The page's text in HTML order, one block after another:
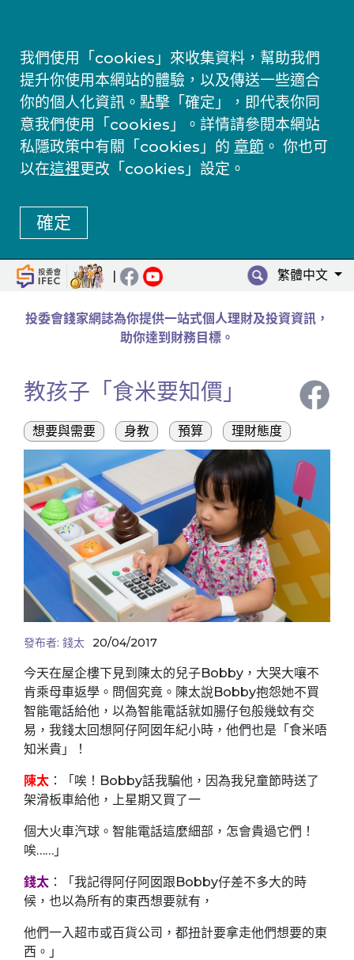
我們使用「cookies」來收集資料，幫助我們
提升你使用本網站的體驗，以及傳送一些適合
你的個人化資訊。點擊「確定」，即代表你同
意我們使用「cookies」。詳情請參閱本網站
私隱政策中有關「cookies」的 章節 。 你也可
以在這裡更改「cookies」設定。
確定
| 繁體中文
投委會錢家網誌為你提供一站式個人理財及投資資訊，
助你達到財務目標。
教孩子「食米要知價」
想要與需要 身教 預算 理財態度
發布者: 錢太 20/04/2017
今天在屋企樓下見到陳太的兒子Bobby，大哭大嚷不
肯乘母車返學。問個究竟。陳太說Bobby抱怨她不買
智能電話給他，以為智能電話就如腸仔包般幾蚊有交
易，我錢太回想阿仔阿囡年紀小時，他們也是「食米唔
知米貴」！
陳太 ：「唉！Bobby話我騙他，因為我兒童節時送了
架滑板車給他，上星期又買了一
個大火車汽球。智能電話這麼細部，怎會貴過它們！
唉……」
錢太 ：「我記得阿仔阿囡跟Bobby仔差不多大的時
候，也以為所有的東西想要就有，
他們一入超市或百貨公司，都扭計要拿走他們想要的東
西。」